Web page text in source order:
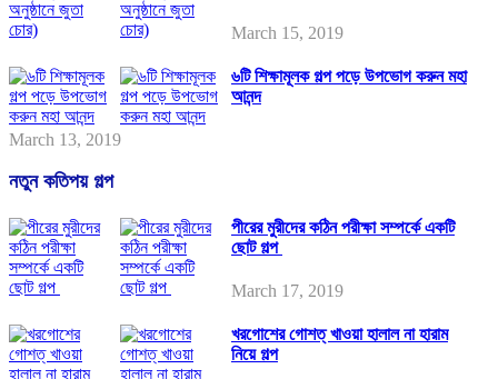
March 15, 2019
৬টি শিক্ষামূলক গল্প পড়ে উপভোগ করুন মহা
আনন্দ
March 13, 2019
নতুন কতিপয় গল্প
পীরের মুরীদের কঠিন পরীক্ষা সম্পর্কে একটি
ছোট গল্প
March 17, 2019
খরগোশের গোশত্ খাওয়া হালাল না হারাম
নিয়ে গল্প